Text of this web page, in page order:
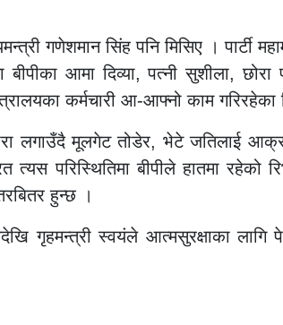
गणेशमान सिंह पनि मिसिए । पार्टी
बीपीका आमा दिव्या, पत्नी सुशीला,
कर्मचारी आ-आफ्नो काम गरिरहेका
लगाउँदै मूलगेट तोडेर, भेटे जतिलाई
परिस्थितिमा बीपीले हातमा रहेको
हुन्छ ।
गृहमन्त्री स्वयंले आत्मसुरक्षाका